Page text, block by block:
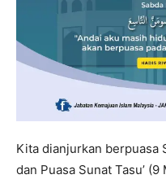
Kita dianjurkan berpuasa
dan Puasa Sunat Tasu’